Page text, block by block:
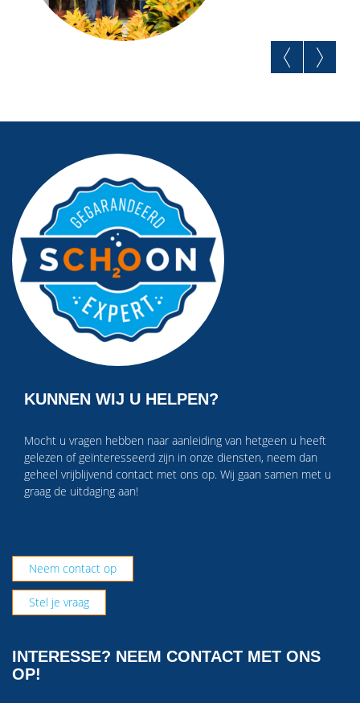
KUNNEN WIJ U HELPEN?
Mocht u vragen hebben naar aanleiding van hetgeen u heeft
gelezen of geïnteresseerd zijn in onze diensten, neem dan
geheel vrijblijvend contact met ons op. Wij gaan samen met u
graag de uitdaging aan!
Neem contact op
Stel je vraag
INTERESSE? NEEM CONTACT MET ONS
OP!